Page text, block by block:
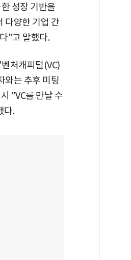
성장 기반을
다양한 기업 간
"고 말했다.
처캐피털(VC)
와는 추후 미팅
"VC를 만날 수
다.